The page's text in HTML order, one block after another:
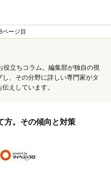
ページ目
立ちコラム。編集部が独自の視
、その分野に詳しい専門家がタ
えしています。
方。その傾向と対策